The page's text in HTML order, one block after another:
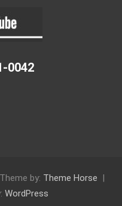
0042
Theme by: Theme Horse
WordPress